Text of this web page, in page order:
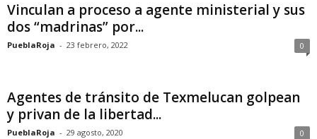
Vinculan a proceso a agente ministerial y sus
dos “madrinas” por...
PueblaRoja - 23 febrero, 2022 0
Agentes de tránsito de Texmelucan golpean
y privan de la libertad...
PueblaRoja - 29 agosto, 2020 0